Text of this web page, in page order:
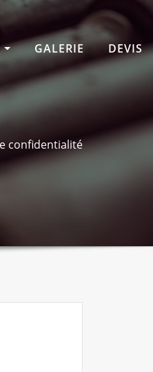
GALERIE DEVIS
confidentialité